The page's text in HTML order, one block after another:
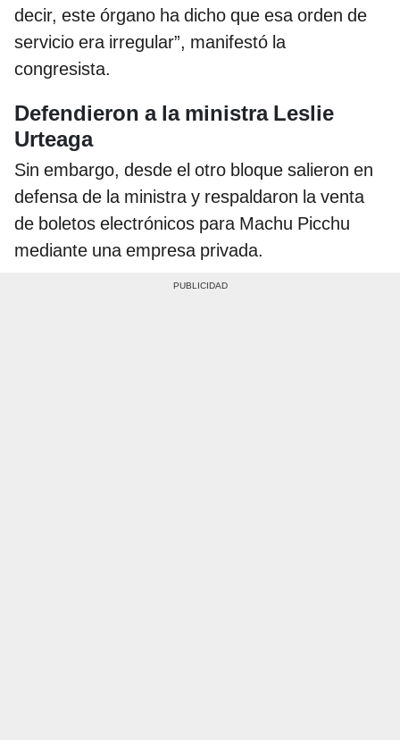
decir, este órgano ha dicho que esa orden de
servicio era irregular”, manifestó la
congresista.
Defendieron a la ministra Leslie
Urteaga
Sin embargo, desde el otro bloque salieron en
defensa de la ministra y respaldaron la venta
de boletos electrónicos para Machu Picchu
mediante una empresa privada.